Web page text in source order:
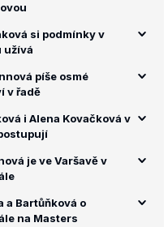
si podmínky v
užívá
píše osmé
v řadě
i Alena Kovačková v
je ve Varšavě v
a Bartůňková o
na Masters